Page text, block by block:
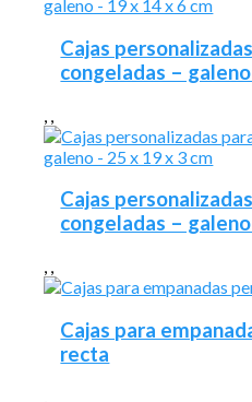
Cajas
congeladas –
Cajas
congeladas –
, ,
Cajas para
recta